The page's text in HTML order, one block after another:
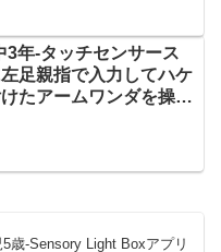
3年-タッチセンサース
足親指で入力してハケ
たアームワンダを操作
歳-Sensory Light Boxアプリ